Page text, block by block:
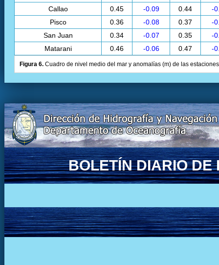
Callao 0.45 -0.09 0.44
-
Pisco
0.36 -0.08 0.37
-
San Juan
0.34 -0.07 0.35
-
Matarani
0.46 -0.06 0.47 -
Figura 6. Cuadro de nivel medio del mar y anomalías (m) de las
BOLETÍN DIARIO DE